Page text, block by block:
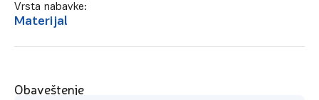
Vrsta nabavke:
Materijal
Obaveštenje